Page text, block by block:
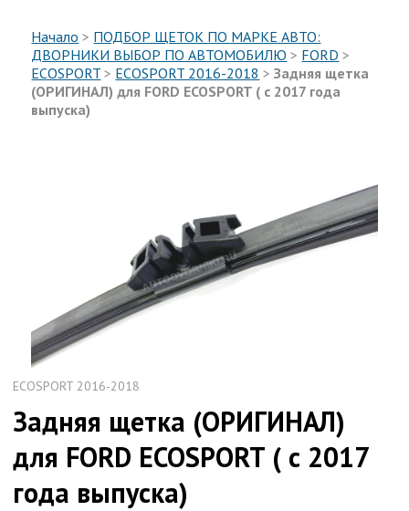
Начало > ПОДБОР ЩЕТОК ПО МАРКЕ АВТО:
ДВОРНИКИ ВЫБОР ПО АВТОМОБИЛЮ > FORD >
ECOSPORT > ECOSPORT 2016-2018 >Задняя щетка
(ОРИГИНАЛ) для FORD ECOSPORT ( с 2017 года
выпуска)
ECOSPORT 2016-2018
Задняя щетка (ОРИГИНАЛ)
для FORD ECOSPORT ( с 2017
года выпуска)